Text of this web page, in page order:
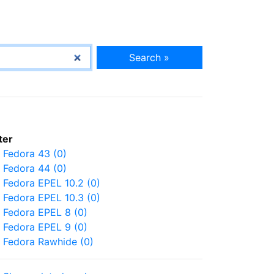
Search »
Fedora 43 (0)
Fedora 44 (0)
Fedora EPEL 10.2 (0)
Fedora EPEL 10.3 (0)
Fedora EPEL 8 (0)
Fedora EPEL 9 (0)
Fedora Rawhide (0)